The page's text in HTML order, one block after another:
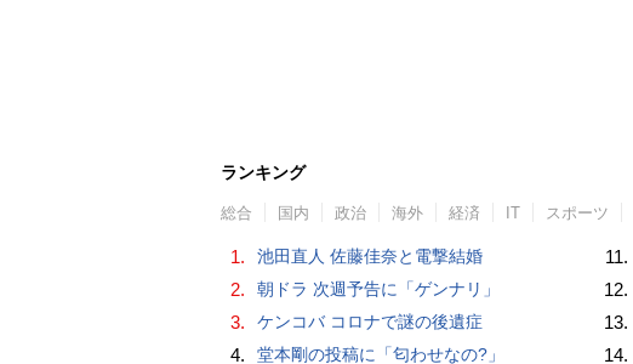
ランキング
総合 国内 政治 海外 経済 IT スポーツ
1. 池田直人 佐藤佳奈と電撃結婚
2. 朝ドラ 次週予告に「ゲンナリ」
3. ケンコバ コロナで謎の後遺症
4. 堂本剛の投稿に「匂わせなの?」
11.
12.
13.
14.